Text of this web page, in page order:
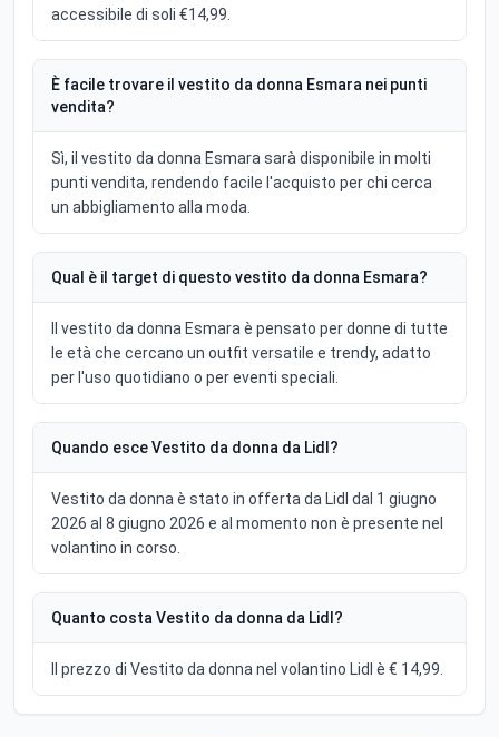
accessibile di soli €14,99.
È facile trovare il vestito da donna Esmara nei punti
vendita?
Sì, il vestito da donna Esmara sarà disponibile in molti
punti vendita, rendendo facile l'acquisto per chi cerca
un abbigliamento alla moda.
Qual è il target di questo vestito da donna Esmara?
Il vestito da donna Esmara è pensato per donne di tutte
le età che cercano un outfit versatile e trendy, adatto
per l'uso quotidiano o per eventi speciali.
Quando esce Vestito da donna da Lidl?
Vestito da donna è stato in offerta da Lidl dal 1 giugno
2026 al 8 giugno 2026 e al momento non è presente nel
volantino in corso.
Quanto costa Vestito da donna da Lidl?
Il prezzo di Vestito da donna nel volantino Lidl è € 14,99.